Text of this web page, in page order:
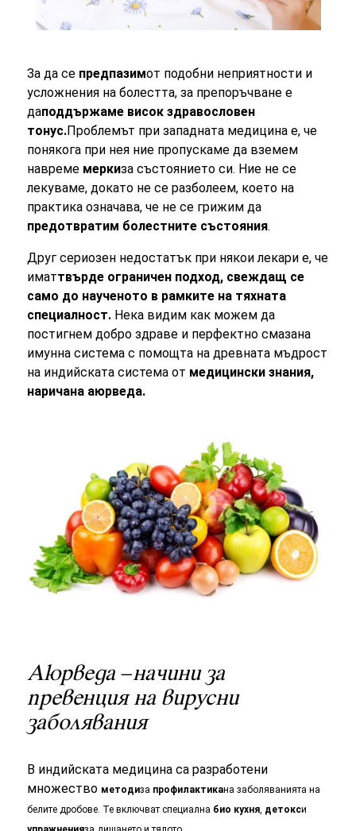
За да се предпазимот подобни неприятности и
усложнения на болестта, за препоръчване е
даподдържаме висок здравословен
тонус.Проблемът при западната медицина е, че
понякога при нея ние пропускаме да вземем
навреме меркиза състоянието си. Ние не се
лекуваме, докато не се разболеем, което на
практика означава, че не се грижим да
предотвратим болестните състояния.
Друг сериозен недостатък при някои лекари е, че
иматтвърде ограничен подход, свеждащ се
само до наученото в рамките на тяхната
специалност. Нека видим как можем да
постигнем добро здраве и перфектно смазана
имунна система с помощта на древната мъдрост
на индийската система от медицински знания,
наричана аюрведа.
Аюрведа–начини за
превенция на вирусни
заболявания
В индийската медицина са разработени
множество методиза профилактикана заболяванията на
белите дробове. Те включват специална био кухня, детокси